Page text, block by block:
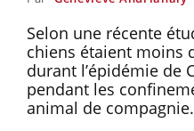
Selon une récente
chiens étaient moins
durant l’épidémie de
pendant les
animal de compagnie.